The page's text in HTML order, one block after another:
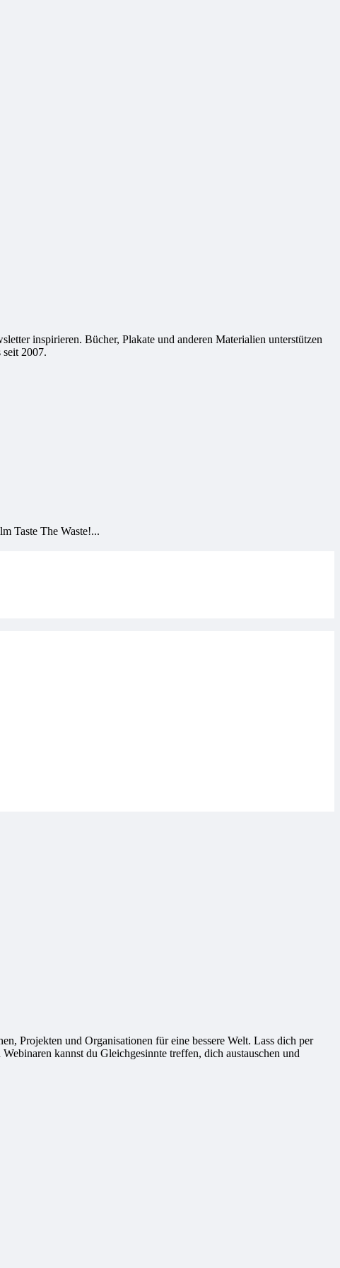
inspirieren. Bücher, Plakate und anderen Materialien unterstützen
2007.
Taste The Waste!...
Projekten und Organisationen für eine bessere Welt. Lass dich per
kannst du Gleichgesinnte treffen, dich austauschen und